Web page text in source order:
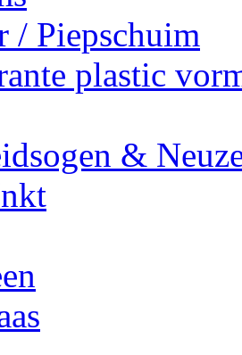
/ Piepschuim
plastic
&